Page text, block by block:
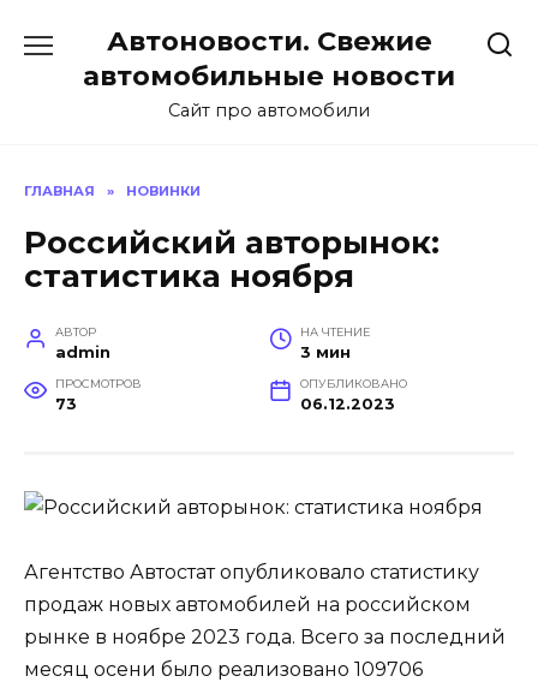
содержанию
Автоновости. Свежие
автомобильные новости
Сайт про автомобили
ГЛАВНАЯ » НОВИНКИ
Российский авторынок:
статистика ноября
АВТОР
admin
НА ЧТЕНИЕ
3 мин
ПРОСМОТРОВ
73
ОПУБЛИКОВАНО
06.12.2023
Агентство Автостат опубликовало статистику
продаж новых автомобилей на российском
рынке в ноябре 2023 года. Всего за последний
месяц осени было реализовано 109706